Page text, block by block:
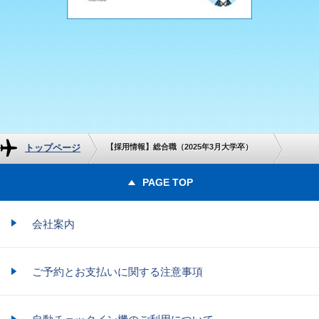
トップページ 【採用情報】総合職（2025年3月大学卒）
PAGE TOP
会社案内
ご予約とお支払いに関する注意事項